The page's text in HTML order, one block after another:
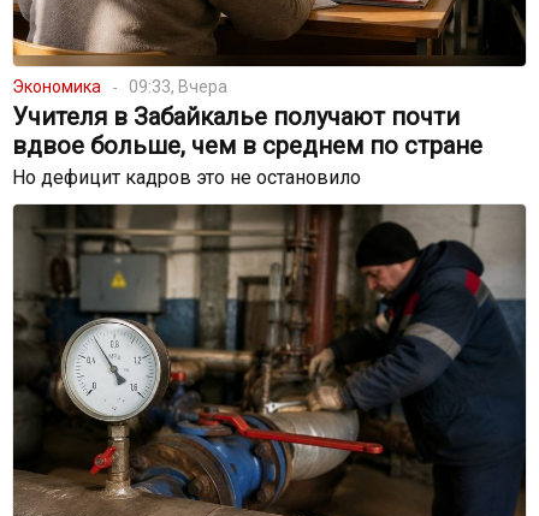
Экономика 09:33, Вчера
Учителя в Забайкалье получают почти
вдвое больше, чем в среднем по стране
Но дефицит кадров это не остановило